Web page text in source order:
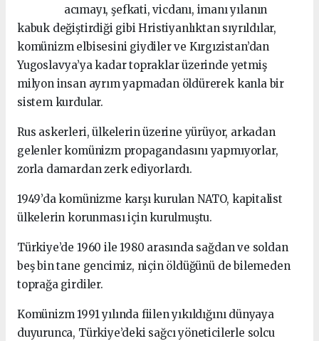
acımayı, şefkati, vicdanı, imanı yılanın
kabuk değiştirdiği gibi Hristiyanlıktan sıyrıldılar,
komünizm elbisesini giydiler ve Kırgızistan’dan
Yugoslavya’ya kadar topraklar üzerinde yetmiş
milyon insan ayrım yapmadan öldürerek kanla bir
sistem kurdular.
Rus askerleri, ülkelerin üzerine yürüyor, arkadan
gelenler komünizm propagandasını yapmıyorlar,
zorla damardan zerk ediyorlardı.
1949’da komünizme karşı kurulan NATO, kapitalist
ülkelerin korunması için kurulmuştu.
Türkiye’de 1960 ile 1980 arasında sağdan ve soldan
beş bin tane gencimiz, niçin öldüğünü de bilemeden
toprağa girdiler.
Komünizm 1991 yılında fiilen yıkıldığını dünyaya
duyurunca, Türkiye’deki sağcı yöneticilerle solcu